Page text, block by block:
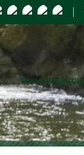
TRANSPARÊNCIA